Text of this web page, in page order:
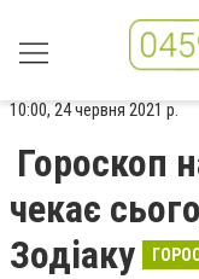
10:00, 24 червня 2021 р.
Гороскоп
чекає
Зодіаку